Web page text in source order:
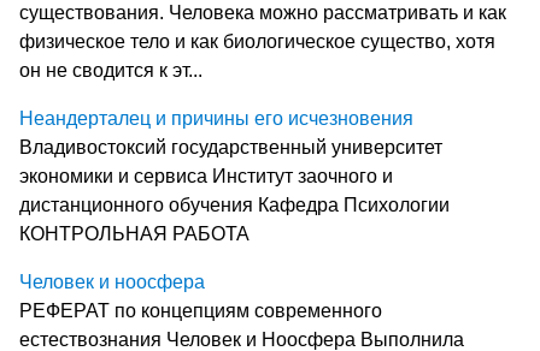
существования. Человека можно рассматривать и как
физическое тело и как биологическое существо, хотя
он не сводится к эт...
Неандерталец и причины его исчезновения
Владивостоксий государственный университет
экономики и сервиса Институт заочного и
дистанционного обучения Кафедра Психологии
КОНТРОЛЬНАЯ РАБОТА
Человек и ноосфера
РЕФЕРАТ по концепциям современного
естествознания Человек и Ноосфера Выполнила